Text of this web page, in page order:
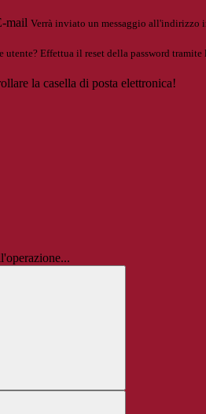
mail Verrà inviato un messaggio all'indirizzo
utente? Effettua il reset della password tramite
la casella di posta elettronica!